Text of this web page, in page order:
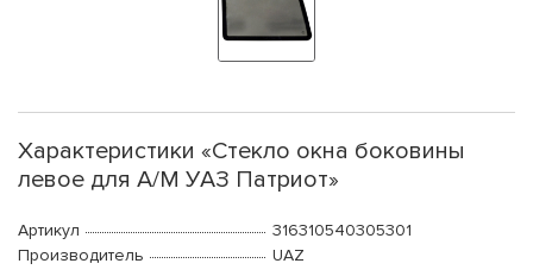
Характеристики «Стекло окна боковины
левое для А/М УАЗ Патриот»
Артикул
316310540305301
Производитель
UAZ